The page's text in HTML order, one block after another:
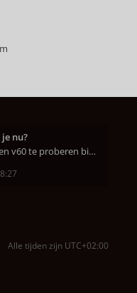
nu?
Ik dacht om een v60 te proberen bij DAK in Amsterd
Alle tijden zijn UTC+02:00